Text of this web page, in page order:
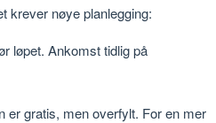
krever nøye planlegging:
løpet. Ankomst tidlig på
er gratis, men overfylt. For en mer